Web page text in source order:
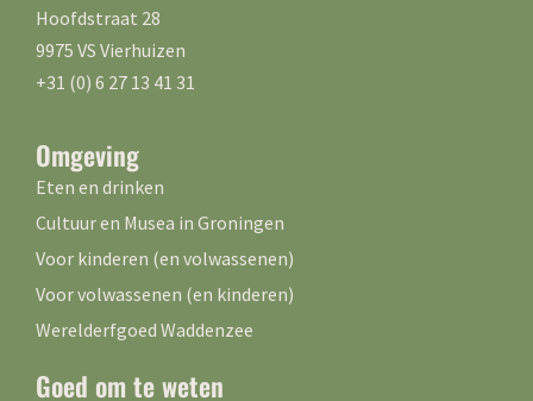
Hoofdstraat 28
9975 VS Vierhuizen
+31 (0) 6 27 13 41 31
Omgeving
Eten en drinken
Cultuur en Musea in Groningen
Voor kinderen (en volwassenen)
Voor volwassenen (en kinderen)
Werelderfgoed Waddenzee
Goed om te weten